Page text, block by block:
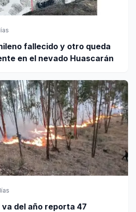
fallecido y otro queda
en el nevado Huascarán
del año reporta 47